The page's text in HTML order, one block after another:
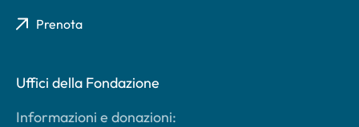
Prenota
Uffici della Fondazione
Informazioni e donazioni: